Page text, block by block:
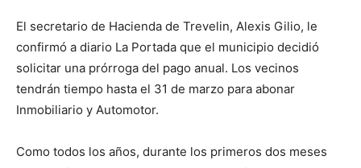
El secretario de Hacienda de Trevelin, Alexis Gilio, le
confirmó a diario La Portada que el municipio decidió
solicitar una prórroga del pago anual. Los vecinos
tendrán tiempo hasta el 31 de marzo para abonar
Inmobiliario y Automotor.
Como todos los años, durante los primeros dos meses